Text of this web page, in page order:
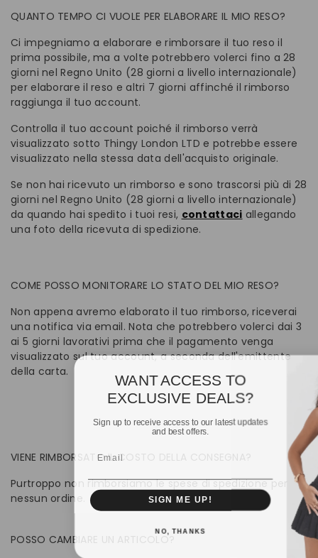
QUANTO TEMPO CI VUOLE PER ELABORARE IL MIO RESO?
Ci impegniamo a elaborare e rimborsare il tuo reso il
prima possibile, ma a volte potrebbero volerci fino a 28
giorni nel Regno Unito (28 giorni a livello internazionale)
per elaborare il reso e altri 7 giorni affinché il rimborso
raggiunga il tuo account.
Controlla il tuo account poiché il rimborso verrà
visualizzato sotto Thingy London LTD e potrebbe essere
visualizzato nella stessa data dell'acquisto originale.
Se non hai ricevuto un rimborso e sono trascorsi più di 28
giorni nel Regno Unito (28 giorni a livello internazionale)
da quando hai spedito i tuoi resi, contattaci allegando
una foto della ricevuta di spedizione.
COME POSSO MONITORARE LO STATO DEL MIO RESO?
Non appena avremo elaborato il tuo rimborso, riceverai
una notifica via email. Nota che potrebbero volerci dai 3
ai 5 giorni lavorativi prima che il pagamento venga
visualizzato sul tuo account, a seconda dell'emittente
della carta.
VIENE RIMBORSATO IL COSTO DELLA CONSEGNA?
Purtroppo non rimborsiamo le spese di spedizione per
nessun ordine.
POSSO CAMBIARE UN ARTICOLO?
WANT ACCESS TO
EXCLUSIVE DEALS?
Sign up to receive access to our latest updates
and best offers.
SIGN ME UP!
NO, THANKS